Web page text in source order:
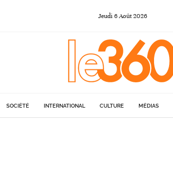
Jeudi 6Août 2026
SOCIÉTÉ INTERNATIONAL CULTURE MÉDIAS